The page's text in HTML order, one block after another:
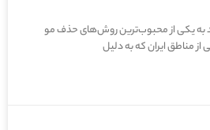
به یکی از محبوب‌ترین روش‌های حذف مو
مناطق ایران که به دلیل